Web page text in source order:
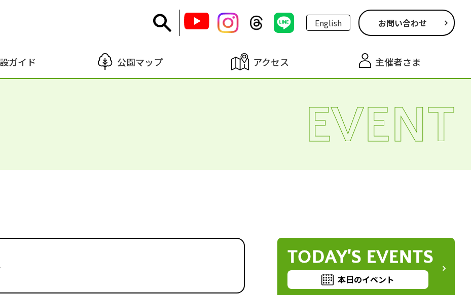
English お問い合わせ
ガイド 公園マップ アクセス 主催者さま
EVENT
TODAY'S EVENTS
本日のイベント